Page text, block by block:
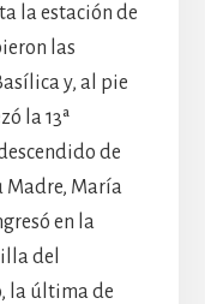
la estación de
las
y, al pie
la 13ª
de
Madre, María
en la
del
la última de